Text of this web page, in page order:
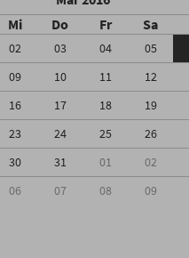
Mi Do Fr Sa
02 03 04 05
09 10 11 12
16 17 18 19
23 24 25 26
30 31 01 02
06 07 08 09